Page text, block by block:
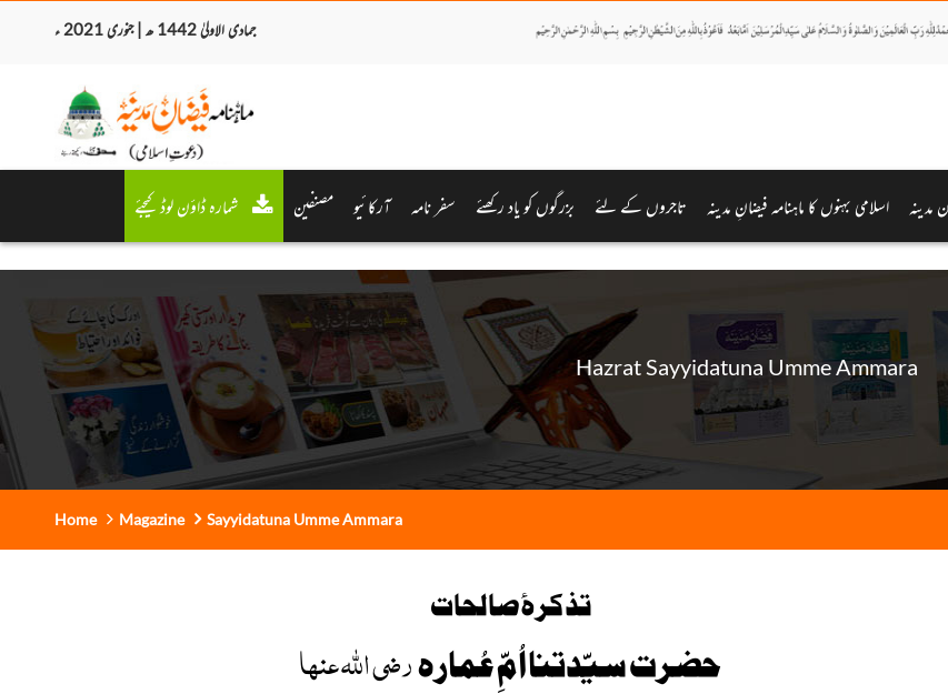
جمادی الاولیٰ 1442 ھ | جنوری 2021 ء
مدینہ اسلامی بہنوں کا ماہنامہ فیضانِ مدینہ تاجروں کے لئے بزرگوں کو یاد رکھئے سفر نامہ آرکائیو مصنفین شمارہ ڈاؤن لوڈ کیجئے
Hazrat Sayyidatuna Umme Ammara
Home Magazine Sayyidatuna Umme Ammara
تذکرۂ صالحات
حضرت سیّدتنا اُمِّ عُمارہرضی اللہ عنہا